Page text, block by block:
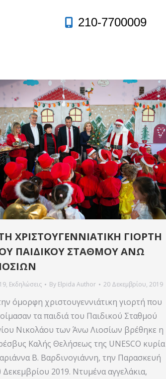
210-7700009
ΧΡΙΣΤΟΥΓΕΝΝΙΑΤΙΚΗ ΓΙΟΡΤΗ
ΠΑΙΔΙΚΟΥ ΣΤΑΘΜΟΥ ΑΝΩ
, Εκδηλώσεις By Elpida Author 20 Δεκεμβρίου, 2019
όμορφη χριστουγεννιάτικη γιορτή που
τα παιδιά του Παιδικού Σταθμού
Νικολάου των Άνω Λιοσίων βρέθηκε η
Καλής Θελήσεως της UNESCO κυρία
Β. Βαρδινογιάννη, την Παρασκευή
Δεκεμβρίου 2019. Ντυμένα αγγελάκια,